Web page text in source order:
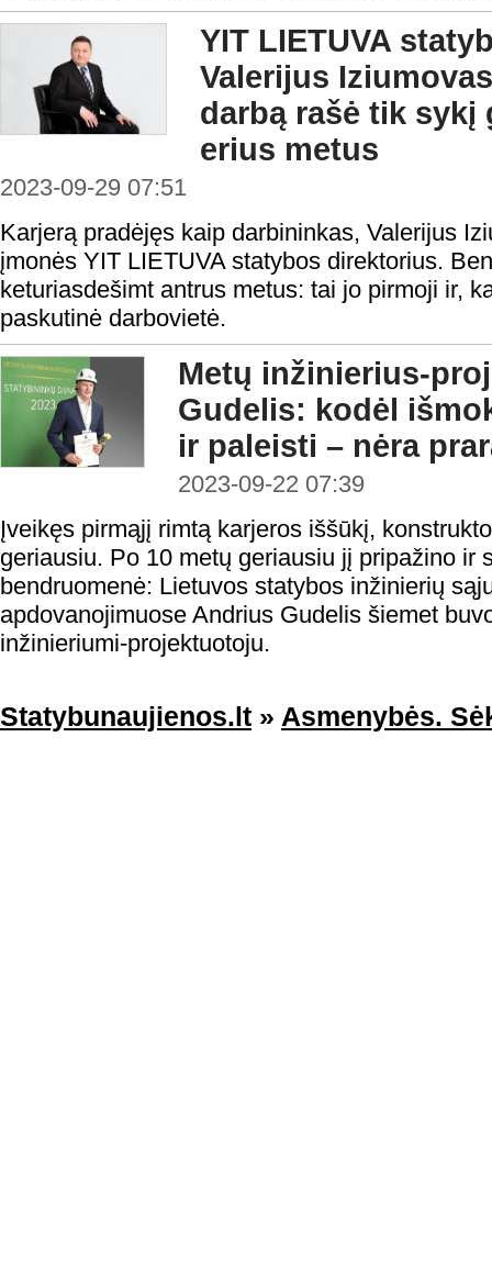
YIT LIETUVA
Valerijus
darbą rašė tik sykį
erius metus
2023-09-29 07:51
Karjerą pradėjęs kaip darbininkas, Valerijus
įmonės YIT LIETUVA statybos direktorius.
keturiasdešimt antrus metus: tai jo pirmoji ir,
paskutinė darbovietė.
Metų inžinierius-
Gudelis: kodėl
ir paleisti – nėra
2023-09-22 07:39
Įveikęs pirmąjį rimtą karjeros iššūkį,
geriausiu. Po 10 metų geriausiu jį pripažino ir
bendruomenė: Lietuvos statybos inžinierių
apdovanojimuose Andrius Gudelis šiemet
inžinieriumi-projektuotoju.
Statybunaujienos.lt » Asmenybės.